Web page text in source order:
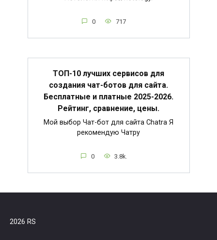
0 717
ТОП-10 лучших сервисов для
создания чат-ботов для сайта.
Бесплатные и платные 2025-2026.
Рейтинг, сравнение, цены.
Мой выбор Чат-бот для сайта Chatra Я
рекомендую Чатру
0 3.8k.
2026 RS